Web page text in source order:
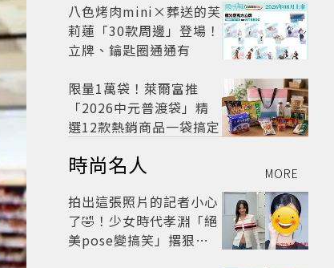
八色烤肉mini×葬送的芙
莉蓮「30款周邊」登場！
立牌、鑰匙圈通通有
限量1萬袋！萊爾富推
「2026中元普渡袋」精
選12款熱銷商品一袋搞定
時尚名人 MORE
拍出這張照片的記者小心
了🤣！少女時代孝淵「絕
美pose變搞笑」撂狠